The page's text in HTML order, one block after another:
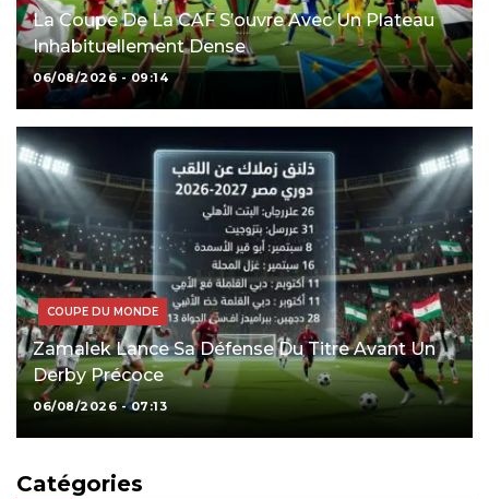
La Coupe De La CAF S’ouvre Avec Un Plateau
Inhabituellement Dense
06/08/2026 - 09:14
COUPE DU MONDE
Zamalek Lance Sa Défense Du Titre Avant Un
Derby Précoce
06/08/2026 - 07:13
Catégories